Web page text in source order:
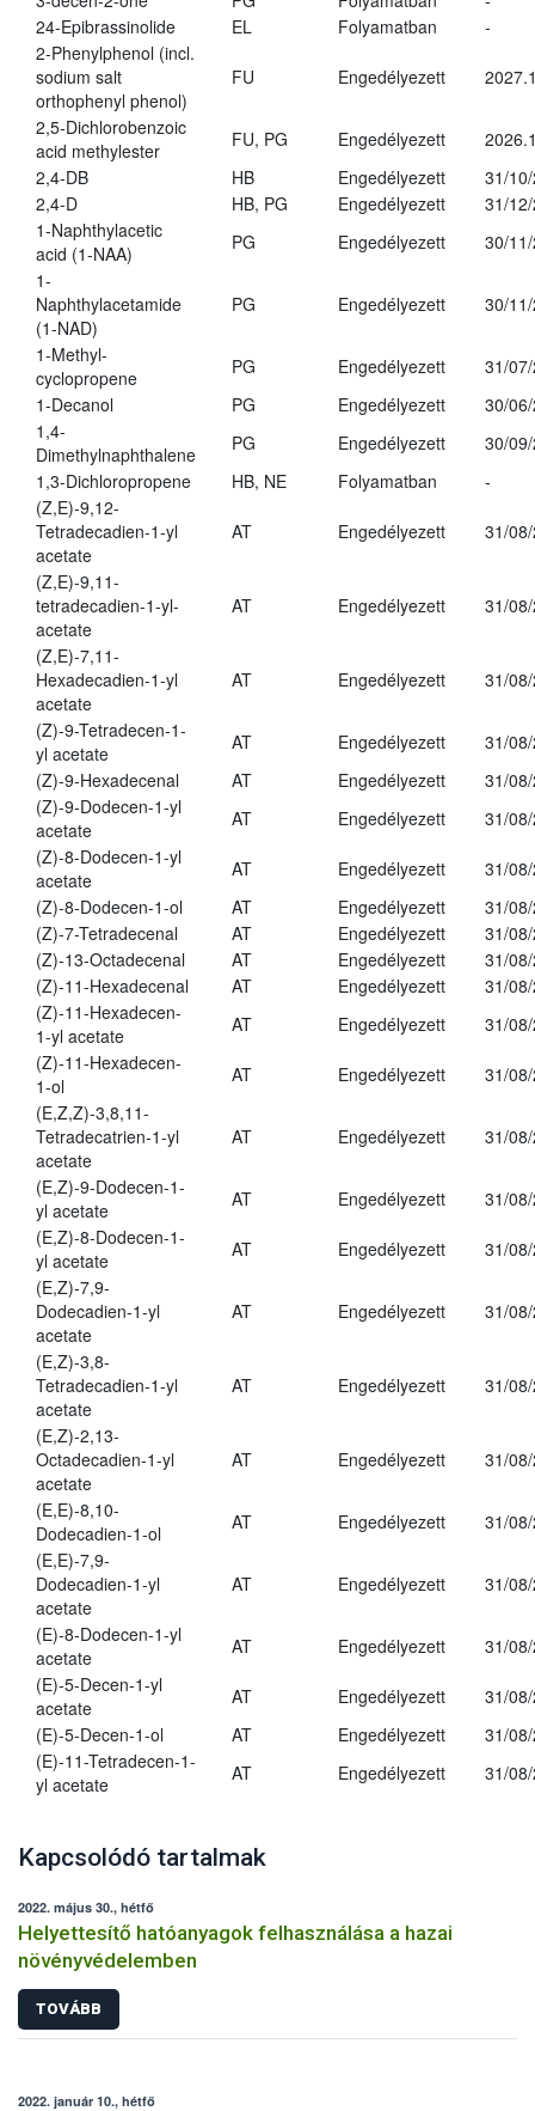
24-Epibrassinolide
EL Folyamatban
-
2-Phenylphenol (incl.
sodium salt
orthophenyl phenol)
FU Engedélyezett
2,5-Dichlorobenzoic
acid methylester
FU, PG Engedélyezett
2,4-DB
HB Engedélyezett
31/
2,4-D
HB, PG Engedélyezett
31/
1-Naphthylacetic
acid (1-NAA)
PG Engedélyezett
30/
1-
Naphthylacetamide
(1-NAD)
PG Engedélyezett 30/
1-Methyl-
cyclopropene
PG Engedélyezett
31/
1-Decanol
PG Engedélyezett
30/
1,4-
Dimethylnaphthalene
PG Engedélyezett
30/
1,3-Dichloropropene
HB, NE Folyamatban
-
(Z,E)-9,12-
Tetradecadien-1-yl
acetate
AT Engedélyezett 31/
(Z,E)-9,11-
tetradecadien-1-yl-
acetate
AT Engedélyezett 31/
(Z,E)-7,11-
Hexadecadien-1-yl
acetate
AT Engedélyezett 31/
(Z)-9-Tetradecen-1-
yl acetate
AT Engedélyezett
31/
(Z)-9-Hexadecenal
AT Engedélyezett
31/
(Z)-9-Dodecen-1-yl
acetate
AT Engedélyezett
31/
(Z)-8-Dodecen-1-yl
acetate
AT Engedélyezett
31/
(Z)-8-Dodecen-1-ol
AT Engedélyezett
31/
(Z)-7-Tetradecenal
AT Engedélyezett
31/
(Z)-13-Octadecenal
AT Engedélyezett
31/
(Z)-11-Hexadecenal
AT Engedélyezett
31/
(Z)-11-Hexadecen-
1-yl acetate
AT Engedélyezett
31/
(Z)-11-Hexadecen-
1-ol
AT Engedélyezett
31/
(E,Z,Z)-3,8,11-
Tetradecatrien-1-yl
acetate
AT Engedélyezett 31/
(E,Z)-9-Dodecen-1-
yl acetate
AT Engedélyezett
31/
(E,Z)-8-Dodecen-1-
yl acetate
AT Engedélyezett
31/
(E,Z)-7,9-
Dodecadien-1-yl
acetate
AT Engedélyezett 31/
(E,Z)-3,8-
Tetradecadien-1-yl
acetate
AT Engedélyezett 31/
(E,Z)-2,13-
Octadecadien-1-yl
acetate
AT Engedélyezett 31/
(E,E)-8,10-
Dodecadien-1-ol
AT Engedélyezett
31/
(E,E)-7,9-
Dodecadien-1-yl
acetate
AT Engedélyezett 31/
(E)-8-Dodecen-1-yl
acetate
AT Engedélyezett
31/
(E)-5-Decen-1-yl
acetate
AT Engedélyezett
31/
(E)-5-Decen-1-ol
AT Engedélyezett
31/
(E)-11-Tetradecen-1-
yl acetate
AT Engedélyezett 31/
Kapcsolódó tartalmak
2022. május 30., hétfő
Helyettesítő hatóanyagok felhasználása a hazai
növényvédelemben
TOVÁBB
2022. január 10., hétfő